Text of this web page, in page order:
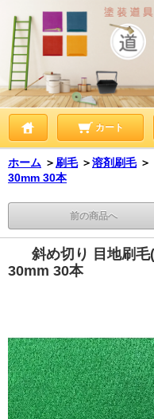
カート
ホーム ＞ 刷毛 ＞溶剤刷毛 ＞
30mm 30本
前の商品へ
斜め切り 目地刷毛
30mm 30本